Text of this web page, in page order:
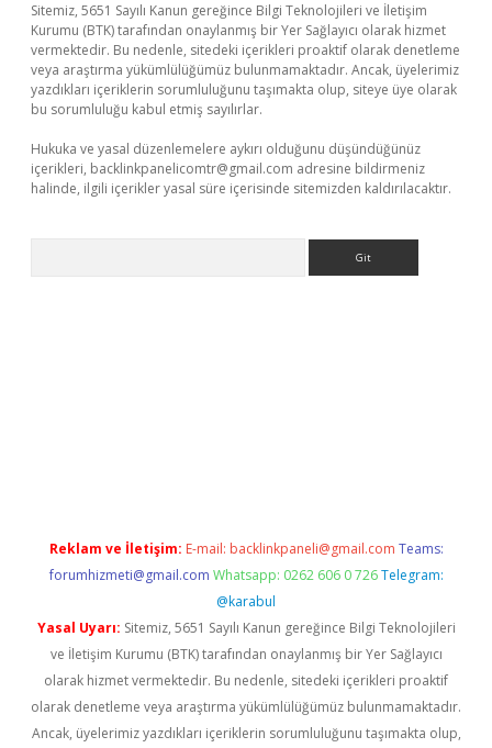
Sitemiz, 5651 Sayılı Kanun gereğince Bilgi Teknolojileri ve İletişim
Kurumu (BTK) tarafından onaylanmış bir Yer Sağlayıcı olarak hizmet
vermektedir. Bu nedenle, sitedeki içerikleri proaktif olarak denetleme
veya araştırma yükümlülüğümüz bulunmamaktadır. Ancak, üyelerimiz
yazdıkları içeriklerin sorumluluğunu taşımakta olup, siteye üye olarak
bu sorumluluğu kabul etmiş sayılırlar.
Hukuka ve yasal düzenlemelere aykırı olduğunu düşündüğünüz
içerikleri, backlinkpanelicomtr@gmail.com adresine bildirmeniz
halinde, ilgili içerikler yasal süre içerisinde sitemizden kaldırılacaktır.
Reklam ve İletişim: E-mail: backlinkpaneli@gmail.com Teams:
forumhizmeti@gmail.com Whatsapp: 0262 606 0 726 Telegram:
@karabul
Yasal Uyarı: Sitemiz, 5651 Sayılı Kanun gereğince Bilgi Teknolojileri
ve İletişim Kurumu (BTK) tarafından onaylanmış bir Yer Sağlayıcı
olarak hizmet vermektedir. Bu nedenle, sitedeki içerikleri proaktif
olarak denetleme veya araştırma yükümlülüğümüz bulunmamaktadır.
Ancak, üyelerimiz yazdıkları içeriklerin sorumluluğunu taşımakta olup,